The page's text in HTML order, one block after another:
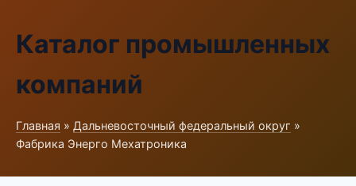
Каталог промышленных
компаний
Главная » Дальневосточный федеральный округ »
Фабрика Энерго Мехатроника